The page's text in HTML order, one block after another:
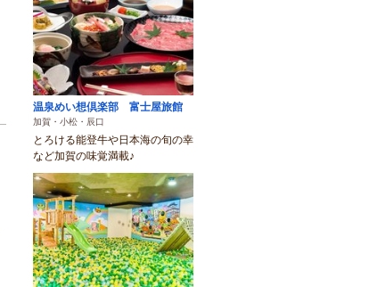
温泉めい想倶楽部 富士屋旅館
加賀・小松・辰口
とろける能登牛や日本海の旬の幸
など加賀の味覚満載♪